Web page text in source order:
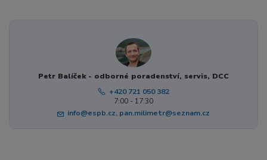
Petr Balíček - odborné poradenství, servis, DCC
+420 721 050 382
7:00 - 17:30
info@espb.cz, pan.milimetr@seznam.cz